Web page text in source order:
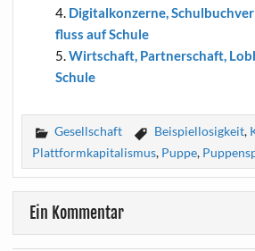
Digi­tal­kon­zer­ne,
fluss auf Schule
Wirt­schaft, Part­ner­schaft,
Schule
Gesellschaft Beispiellosigkeit,
Plattformkapitalismus, Puppe,
Ein Kommentar